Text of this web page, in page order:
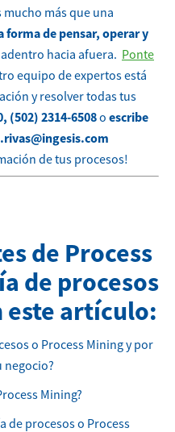
mucho más que una
forma de pensar, operar y
hacia afuera. Ponte
equipo de expertos está
y resolver todas tus
(502) 2314-6508o escribe
de tus procesos!
de Process
de procesos
este artículo:
o Process Mining y por
negocio?
Mining?
de procesos o Process